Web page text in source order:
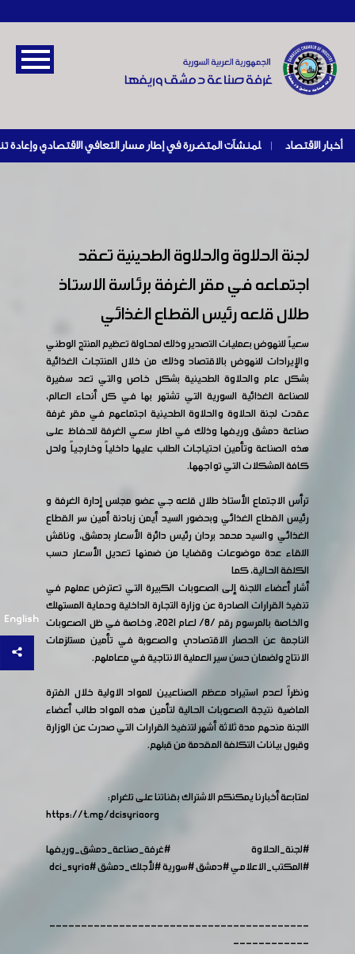
أخبار الاقتصاد |
English
لجنة الحلاوة والحلاوة الطحينية تعقد
اجتماعه في مقر الغرفة برئاسة الاستاذ
طلال قلعه رئيس القطاع الغذائي
سعياً للنهوض بعمليات التصدير وذلك لمحاولة تعظيم المنتج الوطني
والإيرادات للنهوض بالاقتصاد وذلك من خلال المنتجات الغذائية
بشكل عام والحلاوة الطحينية بشكل خاص والتي تعد سفيرة
للصناعة الغذائية السورية التي تشتهر بها في كل أنحاء العالم،
عقدت لجنة الحلاوة والحلاوة الطحينية اجتماعهم في مقر غرفة
صناعة دمشق وريفها وذلك في اطار سعي الغرفة للحفاظ على
هذه الصناعة وتأمين احتياجات الطلب عليها داخلياً وخارجياً ولحل
كافة المشكلات التي تواجهها.
ترأس الاجتماع الأستاذ طلال قلعه جي عضو مجلس إدارة الغرفة و
رئيس القطاع الغذائي وبحضور السيد أيمن زبادنة أمين سر القطاع
الغذائي والسيد محمد بردان رئيس دائرة الأسعار بدمشق، وناقش
اللقاء عدة موضوعات وقضايا من ضمنها تعديل الأسعار حسب
الكلفة الحالية، كما
أشار أعضاء اللجنة إلى الصعوبات الكبيرة التي تعترض عملهم في
تنفيذ القرارات الصادرة عن وزارة التجارة الداخلية وحماية المستهلك
والخاصة بالمرسوم رقم /8/ لعام 2021، وخاصة في ظل الصعوبات
الناجمة عن الحصار الاقتصادي والصعوبة في تأمين مستلزمات
الانتاج ولضمان حسن سير العملية الانتاجية في معاملهم.
ونظراً لعدم استيراد معظم الصناعيين للمواد الاولية خلال الفترة
الماضية نتيجة الصعوبات الحالية لتأمين هذه المواد طالب أعضاء
اللجنة منحهم مدة ثلاثة أشهر لتنفيذ القرارات التي صدرت عن الوزارة
وقبول بيانات التكلفة المقدمة من قبلهم.
لمتابعة أخبارنا يمكنكم الاشتراك بقناتنا على تلغرام:
https://t.me/dcisyriaorg
#لجنة_الحلاوة
#غرفة_صناعة_دمشق_وريفها
#المكتب_الاعلامي#دمشق#سورية#لأجلك_دمشق#dci_syria
-----------------------------------------
------------